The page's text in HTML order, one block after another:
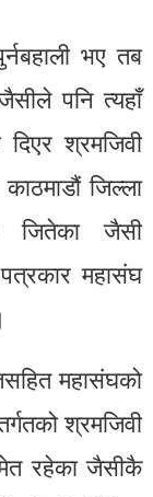
भए तब
पनि त्यहाँ
श्रमजिवी
जिल्ला
जितेका जैसी
महासंघ
महासंघको
श्रमजिवी
रहेका जैसीकै